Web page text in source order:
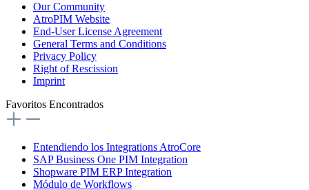
Our Community
AtroPIM Website
End-User License Agreement
General Terms and Conditions
Privacy Policy
Right of Rescission
Imprint
Favoritos Encontrados
Entendiendo los Integrations AtroCore
SAP Business One PIM Integration
Shopware PIM ERP Integration
Módulo de Workflows